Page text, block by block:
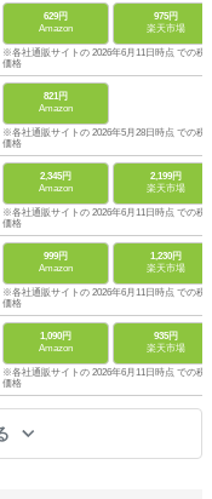
629円
Amazon
975円
楽天市場
※各社通販サイトの 2026年6月11日時点 での税
価格
821円
Amazon
※各社通販サイトの 2026年5月28日時点 での税
価格
2,345円
Amazon
2,199円
楽天市場
※各社通販サイトの 2026年6月11日時点 での税
価格
999円
Amazon
1,230円
楽天市場
※各社通販サイトの 2026年6月11日時点 での税
価格
1,090円
Amazon
935円
楽天市場
※各社通販サイトの 2026年6月11日時点 での税
価格